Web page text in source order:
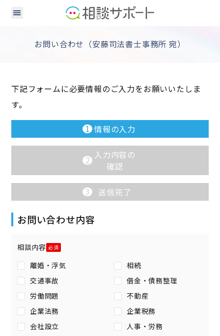
お問い合わせ（安藤司法書士事務所 宛）
下記フォームに必要情報のご入力をお願いいたしま
す。
1 情報の入力
2 入力内容の
確認
3 送信完了
お問い合わせ内容
相談内容
離婚・浮気
相続
交通事故
借金・債務整理
労働問題
不動産
企業法務
企業税務
会社設立
人事・労務